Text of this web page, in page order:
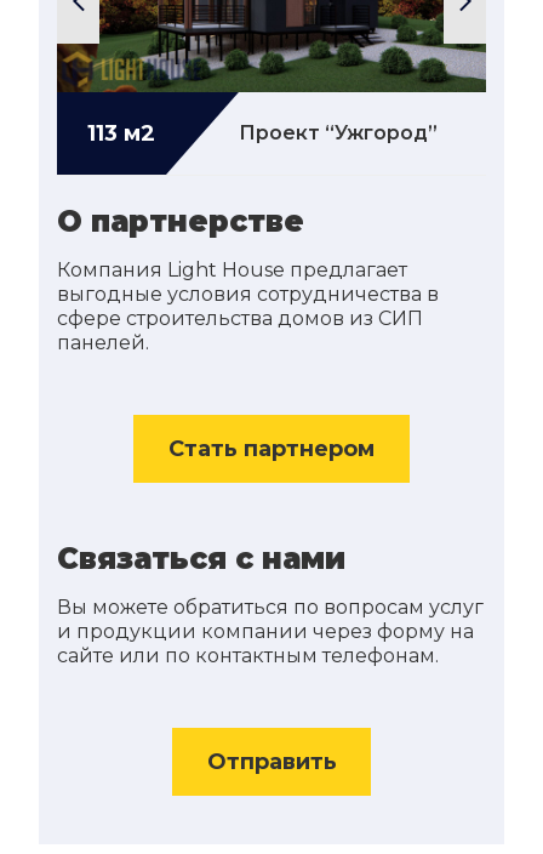
113 м2 Проект “Ужгород”
Подробнее...
О партнерстве
Компания Light House предлагает
выгодные условия сотрудничества в
сфере строительства домов из СИП
панелей.
Стать партнером
Связаться с нами
Вы можете обратиться по вопросам услуг
и продукции компании через форму на
сайте или по контактным телефонам.
Отправить